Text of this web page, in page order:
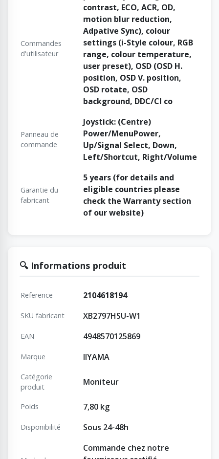
Commandes
d'utilisateur
contrast, ECO, ACR, OD,
motion blur reduction,
Adpative Sync), colour
settings (i-Style colour, RGB
range, colour temperature,
user preset), OSD (OSD H.
position, OSD V. position,
OSD rotate, OSD
background, DDC/CI co
Panneau de
commande
Joystick: (Centre)
Power/MenuPower,
Up/Signal Select, Down,
Left/Shortcut, Right/Volume
Garantie du
fabricant
5 years (for details and
eligible countries please
check the Warranty section
of our website)
🔍 Informations produit
Reference 2104618194
SKU fabricant XB2797HSU-W1
EAN 4948570125869
Marque IIYAMA
Catégorie
produit
Moniteur
Poids 7,80 kg
Disponibilité Sous 24-48h
Commande chez notre